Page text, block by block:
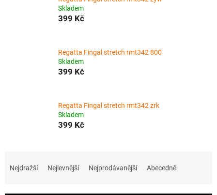
Skladem
399 Kč
Regatta Fingal stretch rmt342 800
Skladem
399 Kč
Regatta Fingal stretch rmt342 zrk
Skladem
399 Kč
Nejdražší Nejlevnější Nejprodávanější Abecedně